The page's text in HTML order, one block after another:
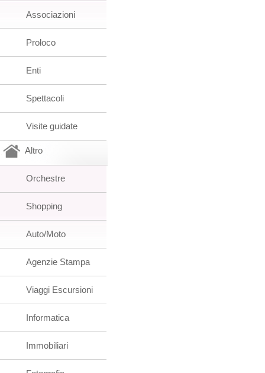
Associazioni
Proloco
Enti
Spettacoli
Visite guidate
Altro
Orchestre
Shopping
Auto/Moto
Agenzie Stampa
Viaggi Escursioni
Informatica
Immobiliari